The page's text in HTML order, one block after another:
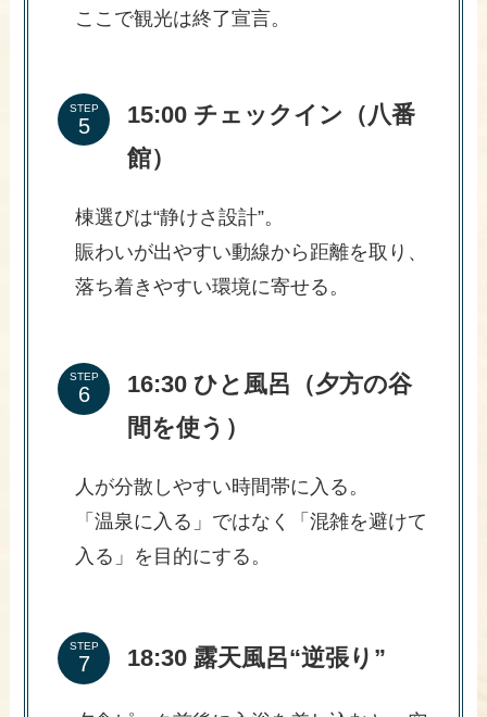
ここで観光は終了宣言。
STEP
15:00 チェックイン（八番
館）
棟選びは“静けさ設計”。
賑わいが出やすい動線から距離を取り、
落ち着きやすい環境に寄せる。
STEP
16:30 ひと風呂（夕方の谷
間を使う）
人が分散しやすい時間帯に入る。
「温泉に入る」ではなく「混雑を避けて
入る」を目的にする。
STEP 18:30 露天風呂“逆張り”